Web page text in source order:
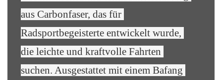
aus Carbonfaser, das für
Radsportbegeisterte entwickelt wurde,
die leichte und kraftvolle Fahrten
suchen. Ausgestattet mit einem Bafang